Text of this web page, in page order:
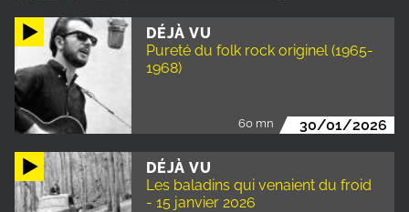
DÉJÀ VU
Pureté du folk rock originel (1965-
1968)
60 mn 30/01/2026
DÉJÀ VU
Les baladins qui venaient du froid
- 15 janvier 2026